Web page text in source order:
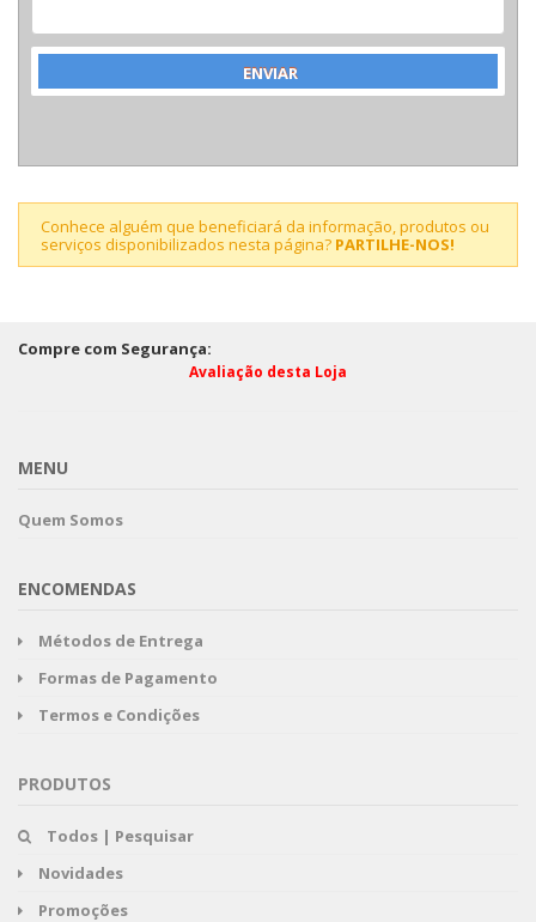
Conhece alguém que beneficiará da informação, produtos ou
serviços disponibilizados nesta página? PARTILHE-NOS!
Compre com Segurança:
Avaliação desta Loja
MENU
Quem Somos
ENCOMENDAS
Métodos de Entrega
Formas de Pagamento
Termos e Condições
PRODUTOS
Todos | Pesquisar
Novidades
Promoções